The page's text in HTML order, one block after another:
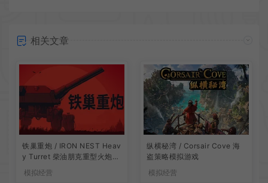
相关文章
铁巢重炮 / IRON NEST Heav
y Turret 柴油朋克重型火炮游
模拟经营
纵横秘湾 / Corsair Cove 海
盗策略模拟游戏
模拟经营